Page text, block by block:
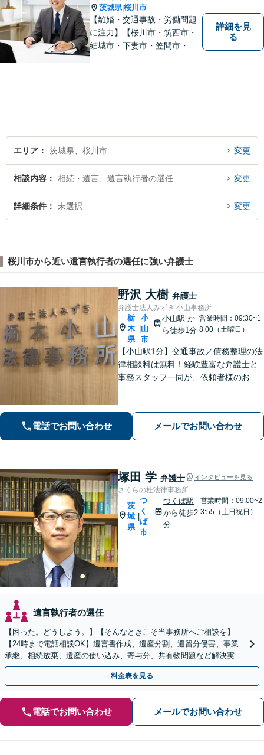
茨城県|桜川市
【離婚・交通事故・労働問題
に注力】【桜川市・筑西市・
結城市・下妻市・笠間市・真
詳細を見
る
エリア 茨城県、桜川市 変更
相談内容 相続・遺言、遺言執行者の選任 変更
詳細条件 未選択 変更
桜川市から近い遺言執行者の選任に強い弁護士
野沢 大樹 弁護士
弁護士法人みずき 小山事務所
栃
木
県
小
山
市
小山駅 か
ら徒歩1分
営業時間：09:30~1
8:00（土曜日）
【小山駅1分】交通事故／債務整理の法
律相談料は無料！経験豊富な弁護士と
事務スタッフ一同が、依頼者様のお悩
観点から解決策をご提案してまいりま
す。【休日・夜間対応】
電話でお問い合わせ メールでお問い合わせ
塚田 学 弁護士 インタビューを見る
さくらの杜法律事務所
茨
城
県
つ
く
ば
市
つくば駅
から徒歩2
分
営業時間：09:00~2
3:55（土日祝日）
遺言執行者の選任
【困った。どうしよう。】【そんなときこそ当事務所へご相談を】
【24時まで電話相談OK】遺言書作成、遺産分割、遺留分侵害、事業
承継、相続放棄、遺産の使い込み、寄与分、共有物問題など解決実績
多数【依頼者様の最善の解決を目指します】
料金表を見る
電話でお問い合わせ メールでお問い合わせ